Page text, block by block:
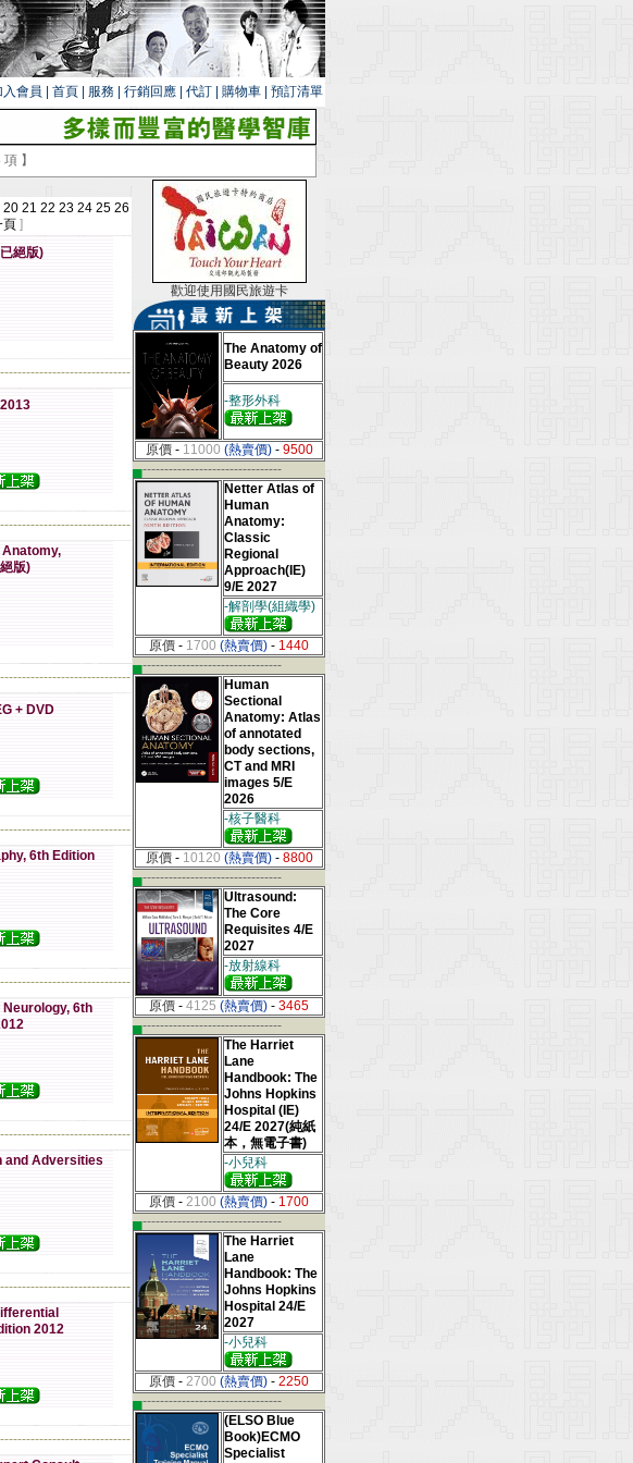
入會員 首頁 服務 行銷回應 代訂 購物車 預訂清單
項 】
20 21 22 23 24 25 26
頁 ]
絕版)
版)
+ DVD
6th Edition
6th
and Adversities
2012
歡迎使用國民旅遊卡
The Anatomy of
Beauty 2026
-整形外科
原價 - 11000 (熱賣價) - 9500
▄--------------------------------
Netter Atlas of
Human
Anatomy:
Classic
Regional
Approach(IE)
9/E 2027
-解剖學(組織學)
原價 - 1700 (熱賣價) - 1440
▄--------------------------------
Human
Sectional
Anatomy: Atlas
of annotated
body sections,
CT and MRI
images 5/E
2026
-核子醫科
原價 - 10120 (熱賣價) - 8800
▄--------------------------------
Ultrasound:
The Core
Requisites 4/E
2027
-放射線科
原價 - 4125 (熱賣價) - 3465
▄--------------------------------
The Harriet
Lane
Handbook: The
Johns Hopkins
Hospital (IE)
24/E 2027(純紙
本，無電子書)
-小兒科
原價 - 2100 (熱賣價) - 1700
▄--------------------------------
The Harriet
Lane
Handbook: The
Johns Hopkins
Hospital 24/E
2027
-小兒科
原價 - 2700 (熱賣價) - 2250
▄--------------------------------
(ELSO Blue
Book)ECMO
Specialist